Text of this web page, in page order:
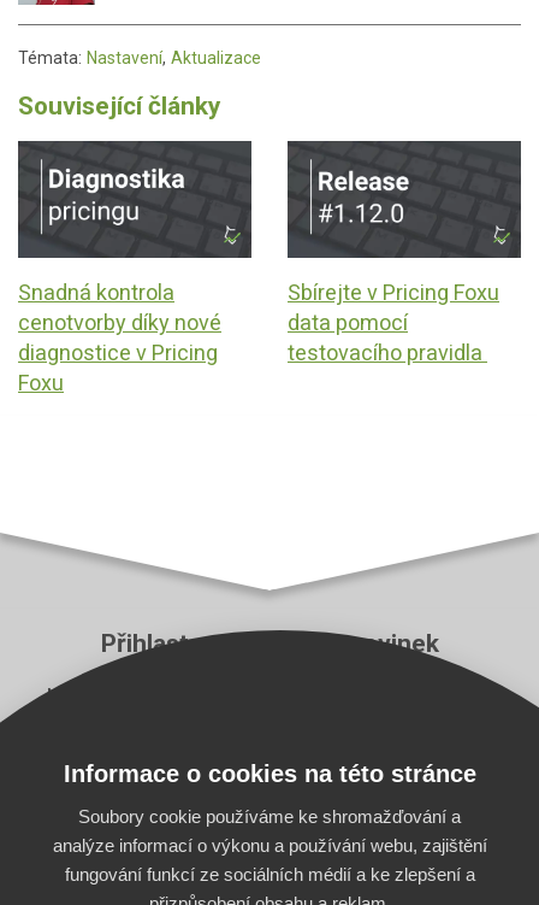
Témata: Nastavení, Aktualizace
Související články
Snadná kontrola
cenotvorby díky nové
diagnostice v Pricing
Foxu
Sbírejte v Pricing Foxu
data pomocí
testovacího pravidla
Přihlaste se k odběru novinek
Neutečou vám ty nejzásadnější novinky z aplikace
E-mailInformace o cookies na této stránce
Soubory cookie používáme ke shromažďování a
analýze informací o výkonu a používání webu, zajištění
fungování funkcí ze sociálních médií a ke zlepšení a